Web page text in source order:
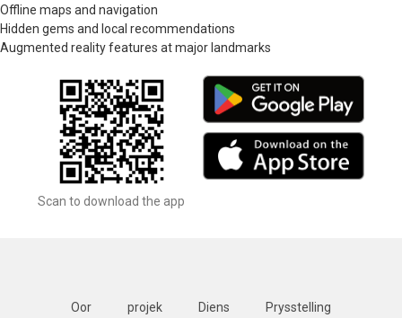
Offline maps and navigation
Hidden gems and local recommendations
Augmented reality features at major landmarks
Scan to download the app
Oor projek Diens Prysstelling